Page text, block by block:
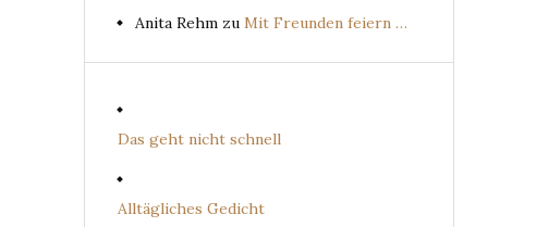
Anita Rehm zu Mit Freunden feiern …
Das geht nicht schnell
Alltägliches Gedicht